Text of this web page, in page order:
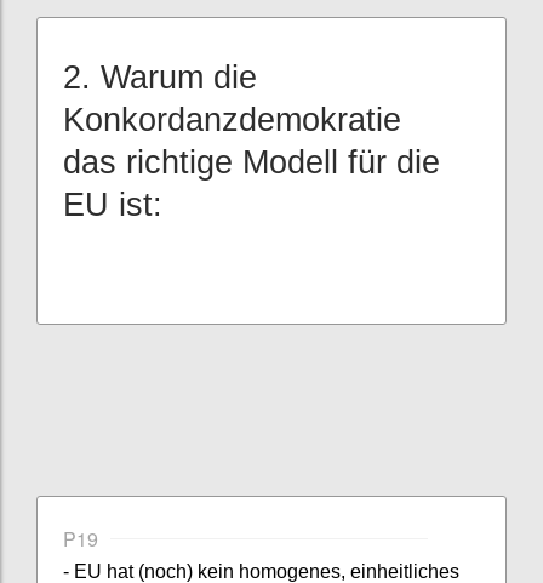
2. Warum die
Konkordanzdemokratie
das richtige Modell für die
EU ist:
P19
- EU hat (noch) kein homogenes, einheitliches